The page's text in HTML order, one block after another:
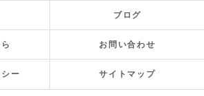
ブログ
お問い合わせ
ー サイトマップ